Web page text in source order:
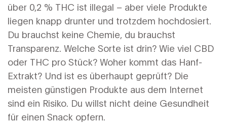
über 0,2 % THC ist illegal – aber viele Produkte
liegen knapp drunter und trotzdem hochdosiert.
Du brauchst keine Chemie, du brauchst
Transparenz. Welche Sorte ist drin? Wie viel CBD
oder THC pro Stück? Woher kommt das Hanf-
Extrakt? Und ist es überhaupt geprüft? Die
meisten günstigen Produkte aus dem Internet
sind ein Risiko. Du willst nicht deine Gesundheit
für einen Snack opfern.